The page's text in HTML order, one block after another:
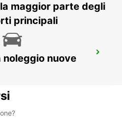
maggior parte degli
principali
noleggio nuove